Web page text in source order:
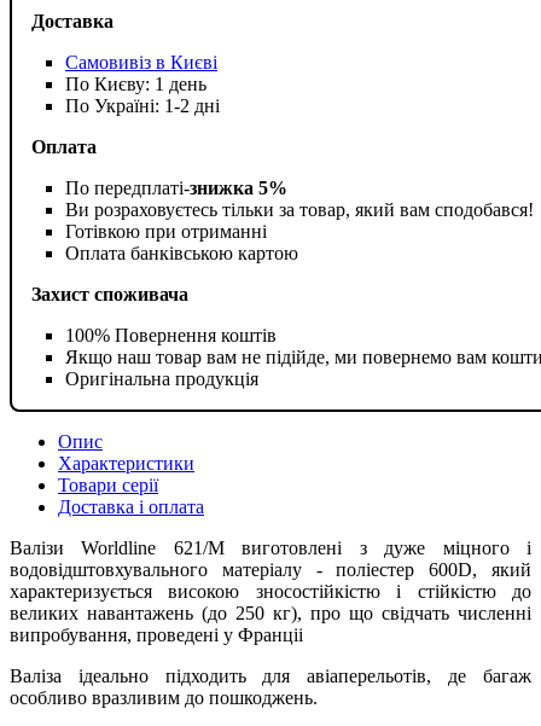
Доставка
Самовивіз в Києві
По Києву: 1 день
По Україні: 1-2 дні
Оплата
По передплаті-знижка 5%
Ви розраховуєтесь тільки за товар, який вам сподобався!
Готівкою при отриманні
Оплата банківською картою
Захист споживача
100% Повернення коштів
Якщо наш товар вам не підійде, ми повернемо вам
Оригінальна продукція
Опис
Характеристики
Товари серії
Доставка і оплата
Валізи Worldline 621/M виготовлені з дуже міцного і
водовідштовхувального матеріалу - поліестер 600D, який
характеризується високою зносостійкістю і стійкістю до
великих навантажень (до 250 кг), про що свідчать численні
випробування, проведені у Франціі
Валіза ідеально підходить для авіаперельотів, де багаж
особливо вразливим до пошкоджень.